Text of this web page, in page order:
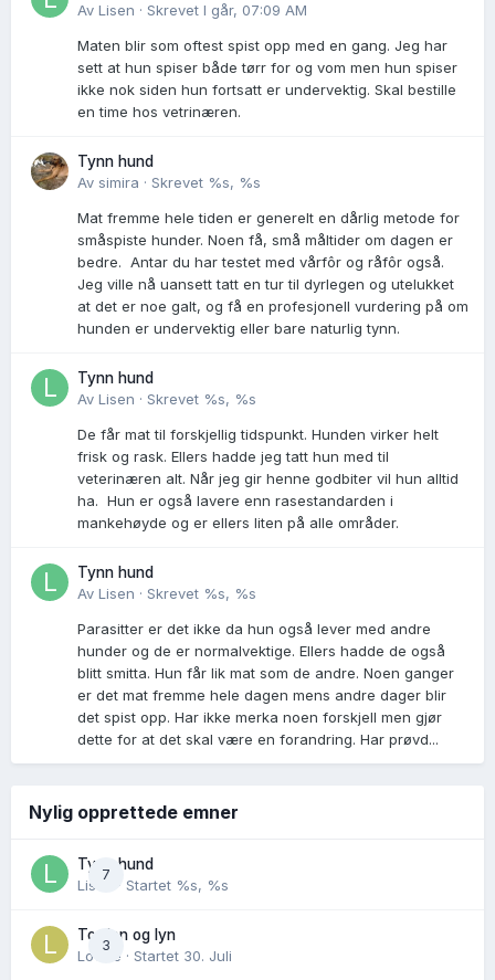
Av Lisen · Skrevet I går, 07:09 AM
Maten blir som oftest spist opp med en gang. Jeg har
sett at hun spiser både tørr for og vom men hun spiser
ikke nok siden hun fortsatt er undervektig. Skal bestille
en time hos vetrinæren.
Tynn hund
Av simira · Skrevet %s, %s
Mat fremme hele tiden er generelt en dårlig metode for
småspiste hunder. Noen få, små måltider om dagen er
bedre. Antar du har testet med vårfôr og råfôr også.
Jeg ville nå uansett tatt en tur til dyrlegen og utelukket
at det er noe galt, og få en profesjonell vurdering på om
hunden er undervektig eller bare naturlig tynn.
Tynn hund
Av Lisen · Skrevet %s, %s
De får mat til forskjellig tidspunkt. Hunden virker helt
frisk og rask. Ellers hadde jeg tatt hun med til
veterinæren alt. Når jeg gir henne godbiter vil hun alltid
ha. Hun er også lavere enn rasestandarden i
mankehøyde og er ellers liten på alle områder.
Tynn hund
Av Lisen · Skrevet %s, %s
Parasitter er det ikke da hun også lever med andre
hunder og de er normalvektige. Ellers hadde de også
blitt smitta. Hun får lik mat som de andre. Noen ganger
er det mat fremme hele dagen mens andre dager blir
det spist opp. Har ikke merka noen forskjell men gjør
dette for at det skal være en forandring. Har prøvd...
Nylig opprettede emner
7
Tynn hund
Lisen
· Startet %s, %s
3
Torden og lyn
Lovise · Startet 30. Juli